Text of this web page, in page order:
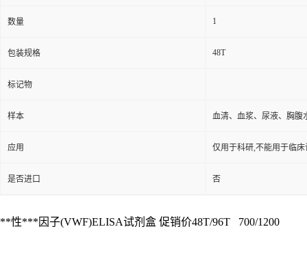
数量 1
包装规格 48T
标记物
样本 血清、血浆、尿液、胸腹
应用 仅用于科研,不能用于临
是否进口 否
**性***因子(VWF)ELISA试剂盒 促销价48T/96T 700/1200